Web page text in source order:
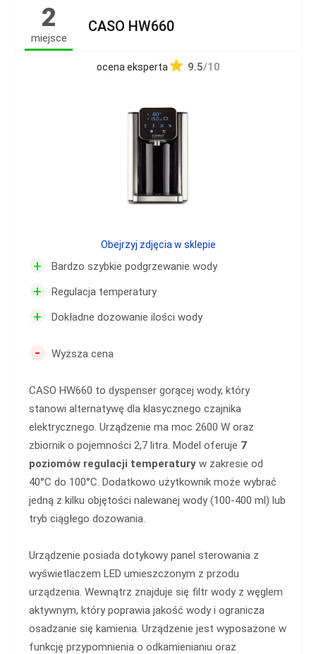
2
miejsce
CASO HW660
ocena eksperta 9.5/10
+ Bardzo szybkie podgrzewanie wody
+ Regulacja temperatury
+ Dokładne dozowanie ilości wody
- Wyższa cena
CASO HW660 to dyspenser gorącej wody, który
stanowi alternatywę dla klasycznego czajnika
elektrycznego. Urządzenie ma moc 2600 W oraz
zbiornik o pojemności 2,7 litra. Model oferuje 7
poziomów regulacji temperatury w zakresie od
40°C do 100°C. Dodatkowo użytkownik może wybrać
jedną z kilku objętości nalewanej wody (100-400 ml) lub
tryb ciągłego dozowania.
Urządzenie posiada dotykowy panel sterowania z
wyświetlaczem LED umieszczonym z przodu
urządzenia. Wewnątrz znajduje się filtr wody z węglem
aktywnym, który poprawia jakość wody i ogranicza
osadzanie się kamienia. Urządzenie jest wyposażone w
funkcję przypomnienia o odkamienianiu oraz
Obejrzyj zdjęcia w sklepie